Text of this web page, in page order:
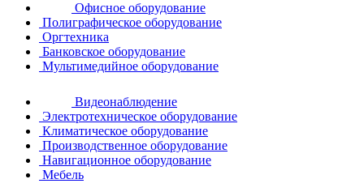
Офисное оборудование
Полиграфическое оборудование
Оргтехника
Банковское оборудование
Мультимедийное оборудование
Видеонаблюдение
Электротехническое оборудование
Климатическое оборудование
Производственное оборудование
Навигационное оборудование
Мебель